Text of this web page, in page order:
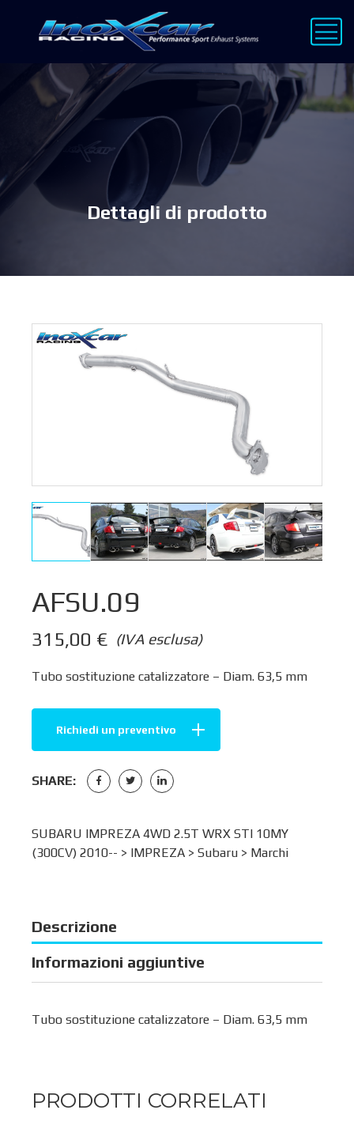
Dettagli di prodotto
AFSU.09
(IVA esclusa)
315,00 €
Tubo sostituzione catalizzatore – Diam. 63,5 mm
Richiedi un preventivo
SHARE:
SUBARU IMPREZA 4WD 2.5T WRX STI 10MY
(300CV) 2010-- > IMPREZA > Subaru > Marchi
Descrizione
Informazioni aggiuntive
Tubo sostituzione catalizzatore – Diam. 63,5 mm
PRODOTTI CORRELATI